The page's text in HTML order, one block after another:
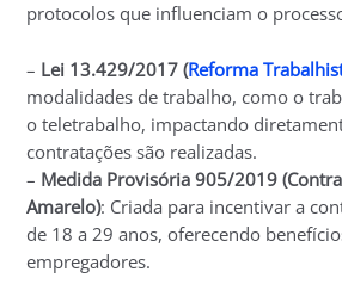
protocolos que influenciam o
– Lei 13.429/2017 (Reforma
modalidades de trabalho, como o
o teletrabalho, impactando
contratações são realizadas.
– Medida Provisória 905/2019
Amarelo): Criada para incentivar a
de 18 a 29 anos, oferecendo
empregadores.